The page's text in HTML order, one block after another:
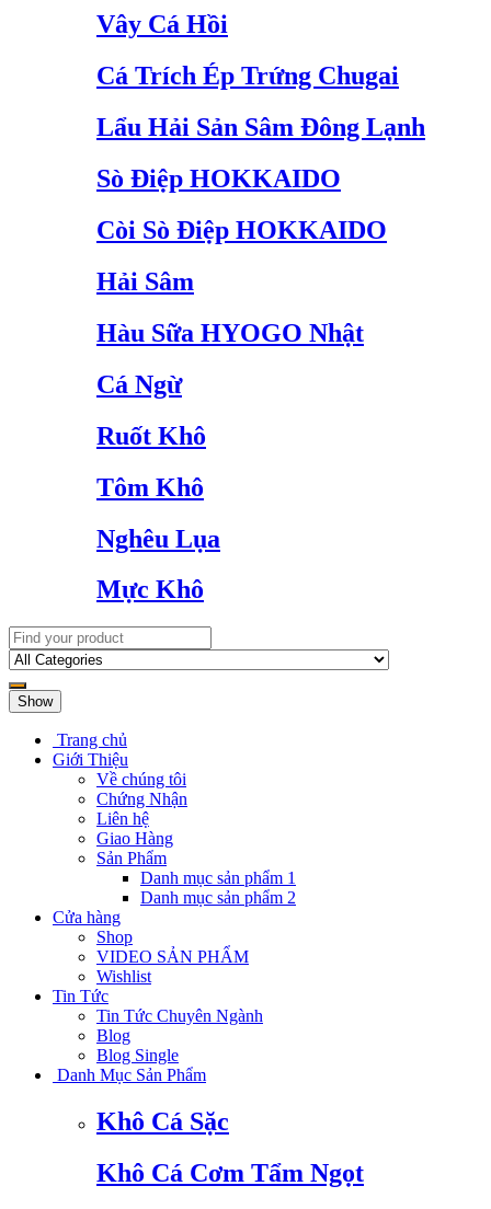
Vây Cá Hồi
Cá Trích Ép Trứng Chugai
Lẩu Hải Sản Sâm Đông Lạnh
Sò Điệp HOKKAIDO
Còi Sò Điệp HOKKAIDO
Hải Sâm
Hàu Sữa HYOGO Nhật
Cá Ngừ
Ruốt Khô
Tôm Khô
Nghêu Lụa
Mực Khô
Show
Trang chủ
Giới Thiệu
Về chúng tôi
Chứng Nhận
Liên hệ
Giao Hàng
Sản Phẩm
Danh mục sản phẩm 1
Danh mục sản phẩm 2
Cửa hàng
Shop
VIDEO SẢN PHẨM
Wishlist
Tin Tức
Tin Tức Chuyên Ngành
Blog
Blog Single
Danh Mục Sản Phẩm
Khô Cá Sặc
Khô Cá Cơm Tẩm Ngọt